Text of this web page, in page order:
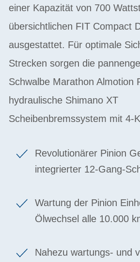
einer Kapazität von 700
übersichtlichen FIT Compact
ausgestattet. Für optimale
Strecken sorgen die
Schwalbe Marathon Almotion
hydraulische Shimano XT
Scheibenbremssystem mit 4-
Revolutionärer Pinion
integrierter 12-Gang-
Wartung der Pinion
Ölwechsel alle 10.000
Nahezu wartungs- und